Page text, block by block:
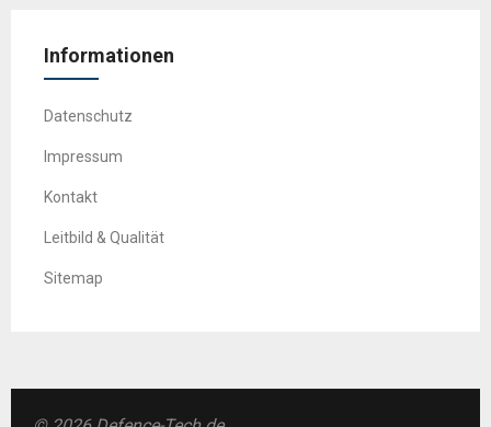
Informationen
Datenschutz
Impressum
Kontakt
Leitbild & Qualität
Sitemap